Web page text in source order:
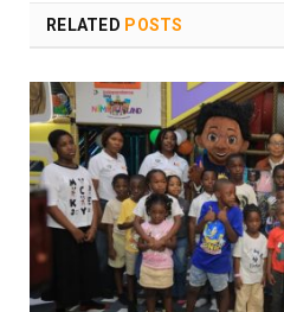
RELATED POSTS